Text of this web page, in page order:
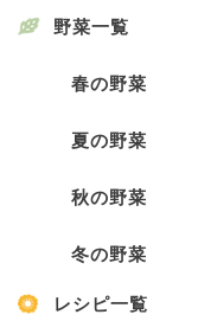
野菜一覧
春の野菜
夏の野菜
秋の野菜
冬の野菜
レシピ一覧